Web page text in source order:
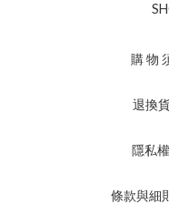
購 物
退換
隱私
條款與細